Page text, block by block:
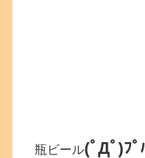
瓶ビール(ﾟДﾟ)ﾌﾟ